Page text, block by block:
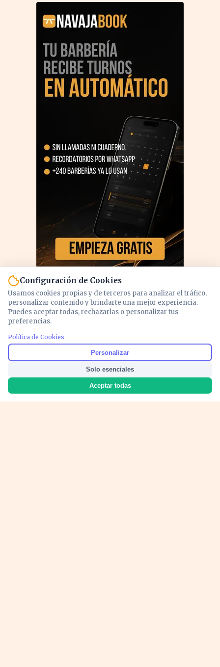
Configuración de Cookies
Usamos cookies propias y de terceros para analizar el tráfico,
personalizar contenido y brindarte una mejor experiencia.
Puedes aceptar todas, rechazarlas o personalizar tus
preferencias.
Política de Cookies
Personalizar
Solo esenciales
Aceptar todas